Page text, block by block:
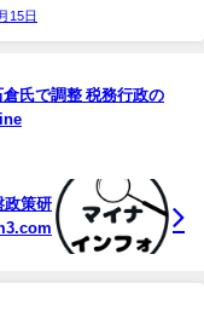
15日
氏で調整 税務行政の
政策研
Vol.2 - m3.com